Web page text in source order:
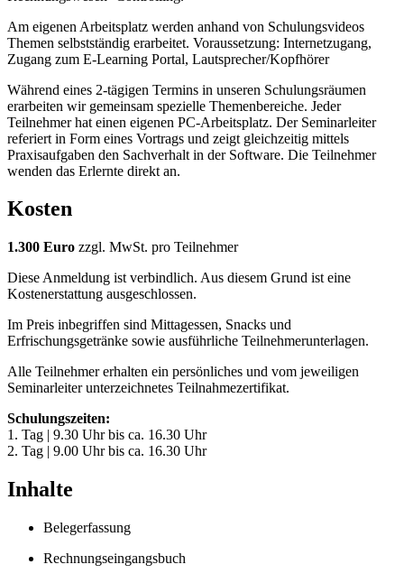
Am eigenen Arbeitsplatz werden anhand von Schulungsvideos
Themen selbstständig erarbeitet. Voraussetzung: Internetzugang,
Zugang zum E-Learning Portal, Lautsprecher/Kopfhörer
Während eines 2-tägigen Termins in unseren Schulungsräumen
erarbeiten wir gemeinsam spezielle Themenbereiche. Jeder
Teilnehmer hat einen eigenen PC-Arbeitsplatz. Der Seminarleiter
referiert in Form eines Vortrags und zeigt gleichzeitig mittels
Praxisaufgaben den Sachverhalt in der Software. Die Teilnehmer
wenden das Erlernte direkt an.
Kosten
1.300 Euro zzgl. MwSt. pro Teilnehmer
Diese Anmeldung ist verbindlich. Aus diesem Grund ist eine
Kostenerstattung ausgeschlossen.
Im Preis inbegriffen sind Mittagessen, Snacks und
Erfrischungsgetränke sowie ausführliche Teilnehmerunterlagen.
Alle Teilnehmer erhalten ein persönliches und vom jeweiligen
Seminarleiter unterzeichnetes Teilnahmezertifikat.
Schulungszeiten:
1. Tag | 9.30 Uhr bis ca. 16.30 Uhr
2. Tag | 9.00 Uhr bis ca. 16.30 Uhr
Inhalte
Belegerfassung
Rechnungseingangsbuch